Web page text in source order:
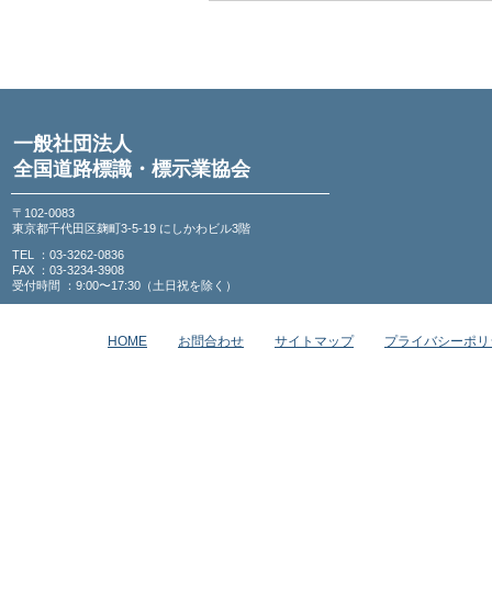
一般社団法人
全国道路標識・標示業協会
〒102-0083
東京都千代田区麹町3-5-19 にしかわビル3階
TEL ：03-3262-0836
FAX ：03-3234-3908
受付時間 ：9:00〜17:30（土日祝を除く）
HOME お問合わせ サイトマップ プライバシーポ